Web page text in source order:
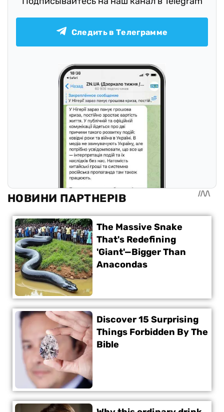
Следить в Телеграмме